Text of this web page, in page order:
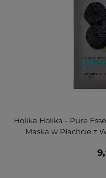
Holika Holika - Pure
Maska w Płachcie z